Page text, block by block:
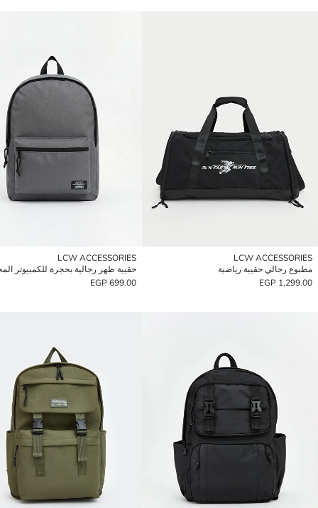
LCW ACCESSORIES
مطبوع رجالي حقيبة رياضية
1,299.00 EGP
LCW ACCESSORIES
حقيبة ظهر رجالية بحجرة للكمبيوتر
699.00 EGP